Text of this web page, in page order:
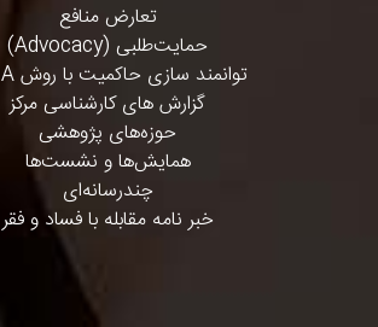
تعارض منافع
حمایت‌طلبی (Advocacy)
توانمند سازی حاکمیت با روش PDIA
گزارش های کارشناسی مرکز
حوزه‌های پژوهشی
همایش‌ها و نشست‌ها
چندرسانه‌ای
خبر نامه مقابله با فساد و فقر